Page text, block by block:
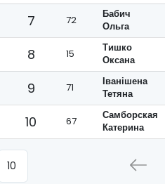
7
72
Бабич
Ольга
8
15
Тишко
Оксана
9
71
Іванішена
Тетяна
10
67
Самборская
Катерина